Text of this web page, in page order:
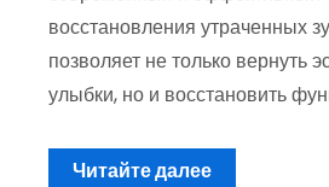
восстановления утраченных
позволяет не только вернуть
улыбки, но и восстановить
Читайте далее